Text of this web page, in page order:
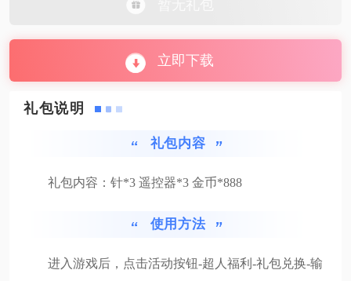
立即下载
礼包说明
礼包内容
礼包内容：针*3 遥控器*3 金币*888
使用方法
进入游戏后，点击活动按钮-超人福利-礼包兑换-输